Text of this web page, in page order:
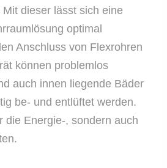
Mit dieser lässt sich eine
optimal
Anschluss von Flexrohren
können problemlos
auch innen liegende Bäder
be- und entlüftet werden.
die Energie-, sondern auch